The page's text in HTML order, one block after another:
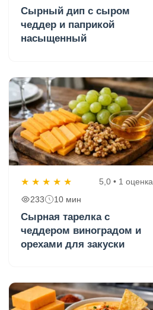
Сырный дип с сыром
чеддер и паприкой
насыщенный
★ ★ ★ ★ ★
5,0 • 1 оценка
233
10 мин
Сырная тарелка с
чеддером виноградом и
орехами для закуски